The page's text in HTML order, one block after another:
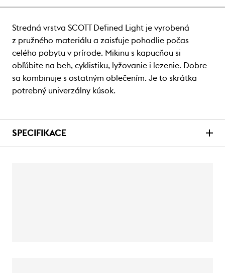
Stredná vrstva SCOTT Defined Light je vyrobená
z pružného materiálu a zaisťuje pohodlie počas
celého pobytu v prírode. Mikinu s kapucňou si
obľúbite na beh, cyklistiku, lyžovanie i lezenie. Dobre
sa kombinuje s ostatným oblečením. Je to skrátka
potrebný univerzálny kúsok.
SPECIFIKACE